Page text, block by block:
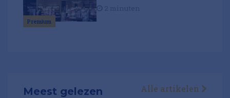
Premium
Meest gelezen Alle artikelen